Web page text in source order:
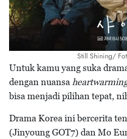
Still Shining/
Untuk kamu yang suka
dengan nuansa
bisa menjadi pilihan tepat,
Drama Korea ini bercerita
(Jinyoung GOT7) dan Mo